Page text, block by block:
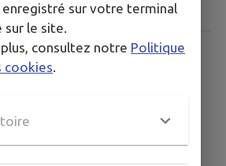
sur votre terminal
sur le site.
consultez notre Politique
cookies.